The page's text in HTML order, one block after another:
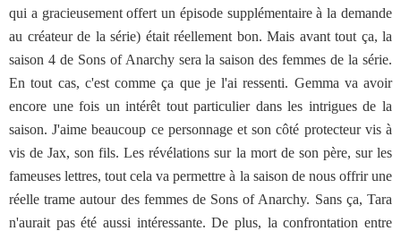
qui a gracieusement offert un épisode supplémentaire à la demande
au créateur de la série) était réellement bon. Mais avant tout ça, la
saison 4 de Sons of Anarchy sera la saison des femmes de la série.
En tout cas, c'est comme ça que je l'ai ressenti. Gemma va avoir
encore une fois un intérêt tout particulier dans les intrigues de la
saison. J'aime beaucoup ce personnage et son côté protecteur vis à
vis de Jax, son fils. Les révélations sur la mort de son père, sur les
fameuses lettres, tout cela va permettre à la saison de nous offrir une
réelle trame autour des femmes de Sons of Anarchy. Sans ça, Tara
n'aurait pas été aussi intéressante. De plus, la confrontation entre